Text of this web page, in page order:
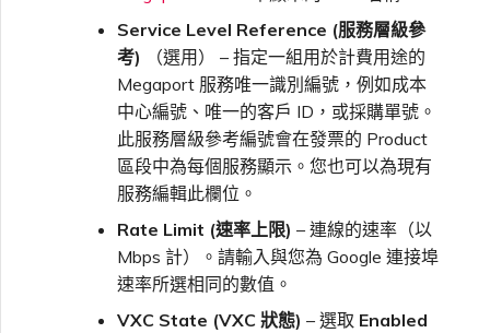
Service Level Reference (服務層級參
考) （選用） – 指定一組用於計費用途的
Megaport 服務唯一識別編號，例如成本
中心編號、唯一的客戶 ID，或採購單號。
此服務層級參考編號會在發票的 Product
區段中為每個服務顯示。您也可以為現有
服務編輯此欄位。
Rate Limit (速率上限) – 連線的速率（以
Mbps 計）。請輸入與您為 Google 連接埠
速率所選相同的數值。
VXC State (VXC 狀態) – 選取 Enabled